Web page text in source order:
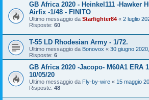
GB Africa 2020 - Heinkel111 -Hawker
Airfix -1/48 - FINITO
Ultimo messaggio da Starfighter84 « 2 luglio
Risposte: 60
T-55 LD Rhodesian Army - 1/72.
Ultimo messaggio da Bonovox « 30 giugno
Risposte: 6
GB Africa 2020 -Jacopo- M60A1 ERA
10/05/20
Ultimo messaggio da Fly-by-wire « 15 maggio
Risposte: 48